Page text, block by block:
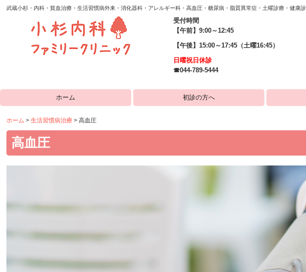
武蔵小杉・内科・貧血治療・生活習慣病外来・消化器科・アレルギー科・高血圧・糖尿病・脂質異常症・土曜診療・健康
受付時間
【午前】9:00～12:45
【午後】15:00～17:45（土曜16:45）
日曜祝日休診
☎044-789-5444
ホーム 初診の方へ
ホーム 生活習慣病治療 高血圧
高血圧